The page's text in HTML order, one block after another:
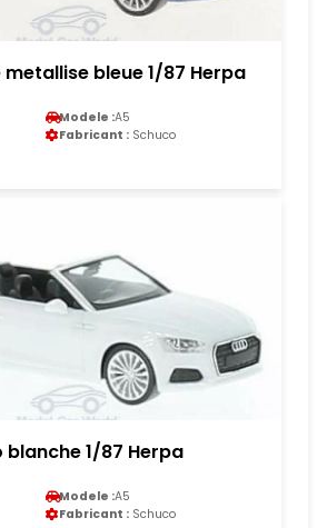
metallise bleue 1/87 Herpa
Modele :A5
Fabricant : Schuco
blanche 1/87 Herpa
Modele :A5
Fabricant : Schuco